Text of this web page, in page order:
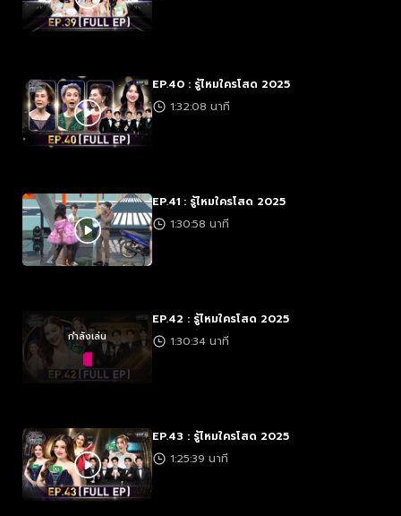
EP.40 : รู้ไหมใครโสด 2025
1:32:08 นาที
EP.41 : รู้ไหมใครโสด 2025
1:30:58 นาที
กำลังเล่น
EP.42 : รู้ไหมใครโสด 2025
1:30:34 นาที
EP.43 : รู้ไหมใครโสด 2025
1:25:39 นาที